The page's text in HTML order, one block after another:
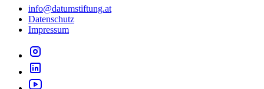
info@datumstiftung.at
Datenschutz
Impressum